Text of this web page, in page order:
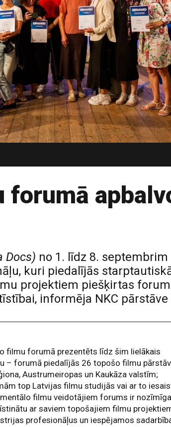
forumā
Docs) no 1. līdz 8.
kuri piedalījās
projektiem piešķirtas
informēja NKC pārstāve
filmu forumā prezentēts līdz šim lielākais
– forumā piedalījās 26 topošo filmu
Austrumeiropas un Kaukāza valstīm;
top Latvijas filmu studijās vai ar to
filmu veidotājiem forums ir
ar saviem topošajiem filmu
profesionāļus un iespējamos